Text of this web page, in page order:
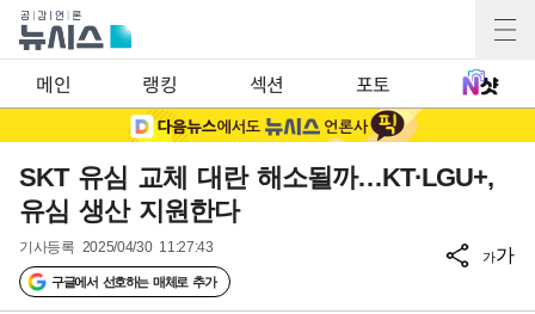
메인 랭킹 섹션 포토
SKT 유심 교체 대란 해소될까…KT·LGU+,
유심 생산 지원한다
기사등록 2025/04/30 11:27:43
구글에서 선호하는 매체로 추가
가가